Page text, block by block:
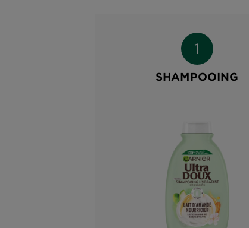
SHAMPOOING